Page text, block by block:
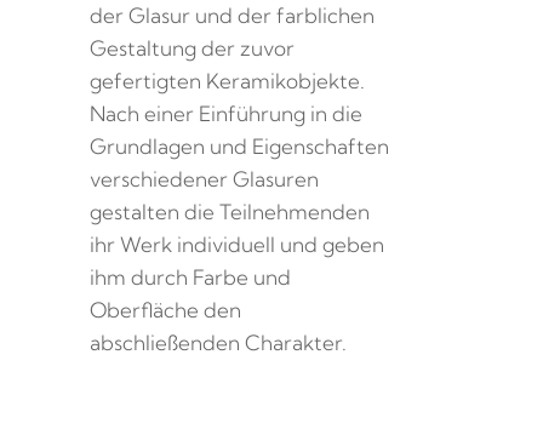
der Glasur und der farblichen
Gestaltung der zuvor
gefertigten Keramikobjekte.
Nach einer Einführung in die
Grundlagen und Eigenschaften
verschiedener Glasuren
gestalten die Teilnehmenden
ihr Werk individuell und geben
ihm durch Farbe und
Oberfläche den
abschließenden Charakter.